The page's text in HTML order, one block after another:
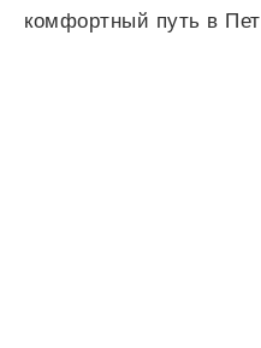
комфортный путь в